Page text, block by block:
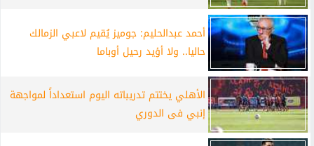
أحمد عبدالحليم: جوميز يُقيم لاعبي الزمالك
حاليا.. ولا أؤيد رحيل أوباما
الأهلي يختتم تدريباته اليوم استعداداً لمواجهة
إنبي فى الدوري